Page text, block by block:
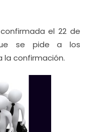
el 22 de
se pide a los
confirmación.